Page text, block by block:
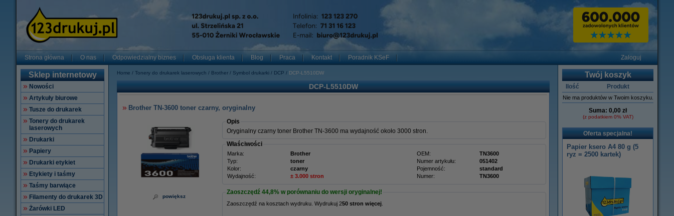
Strona główna O nas Odpowiedzialny biznes Obsługa klienta Blog Praca Kontakt Poradnik KSeF Zaloguj
Sklep internetowy
Nowości
Artykuły biurowe
Tusze do drukarek
Tonery do drukarek
laserowych
Drukarki
Papiery
Drukarki etykiet
Etykiety i taśmy
Taśmy barwiące
Filamenty do drukarek 3D
Żarówki LED
Home Tonery do drukarek laserowych Brother Symbol drukarki DCP DCP-L5510DW
DCP-L5510DW
Brother TN-3600 toner czarny, oryginalny
powiększ
Opis
Oryginalny czarny toner Brother TN-3600 ma wydajność około 3000 stron.
Właściwości
Marka: Brother OEM:
TN3600
Typ:
toner Numer artykułu:
051402
Kolor:
czarny Pojemność:
standard
Wydajność:
± 3.000 stron Numer: TN3600
Zaoszczędź 44,8% w porównaniu do wersji oryginalnej!
Zaoszczędź na kosztach wydruku. Wydrukuj 250 stron więcej
Twój koszyk
Ilość Produkt
Nie ma produktów w Twoim koszyku.
Suma: 0,00 zł
(z podatkiem 0% VAT)
Oferta specjalna!
Papier ksero A4 80 g (5
ryz = 2500 kartek)